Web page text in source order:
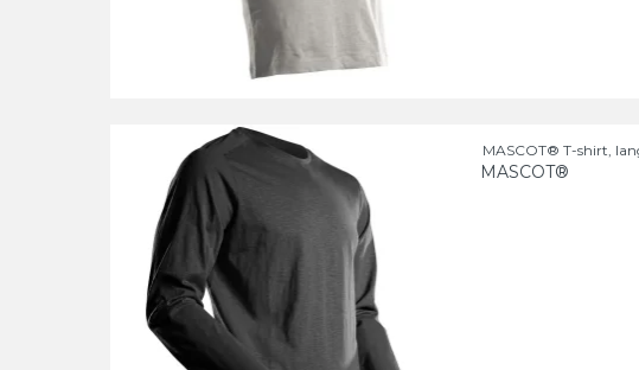
MASCOT® T-shirt,
MASCOT®